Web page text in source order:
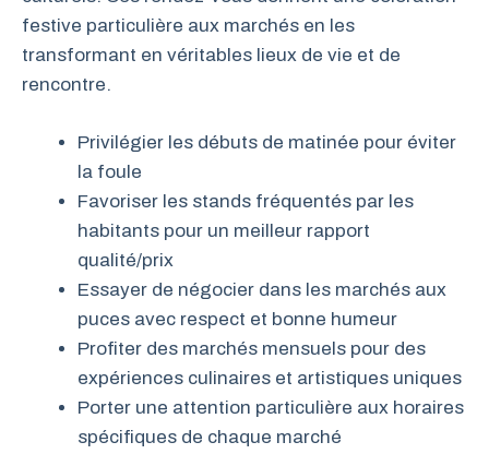
festive particulière aux marchés en les
transformant en véritables lieux de vie et de
rencontre.
Privilégier les débuts de matinée pour éviter
la foule
Favoriser les stands fréquentés par les
habitants pour un meilleur rapport
qualité/prix
Essayer de négocier dans les marchés aux
puces avec respect et bonne humeur
Profiter des marchés mensuels pour des
expériences culinaires et artistiques uniques
Porter une attention particulière aux horaires
spécifiques de chaque marché